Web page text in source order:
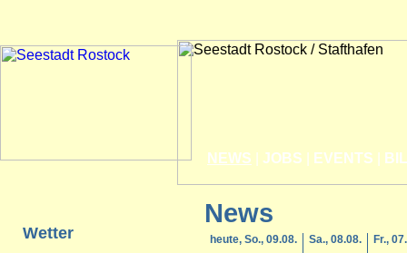
NEWS JOBS EVENTS
Wetter
News
heute, So., 09.08. Sa., 08.08. Fr.,